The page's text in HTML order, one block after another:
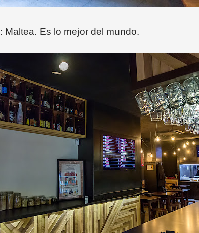
: Maltea. Es lo mejor del mundo.